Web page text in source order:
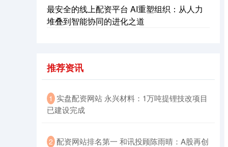
北证50 1122.88 +3.42 +0.30%
最安全的线上配资平台 AI重塑组织：从人力
堆叠到智能协同的进化之道
推荐资讯
1 ​实盘配资网站 永兴材料：1万吨提锂技改项目
已建设完成
2 ​配资网站排名第一 和讯投顾陈雨晴：A股再创